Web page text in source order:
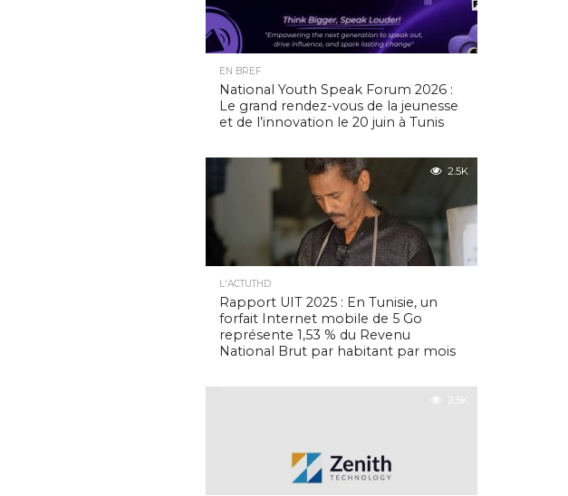
EN BREF
National Youth Speak Forum 2026 :
Le grand rendez-vous de la jeunesse
et de l’innovation le 20 juin à Tunis
2.5K
L'ACTUTHD
Rapport UIT 2025 : En Tunisie, un
forfait Internet mobile de 5 Go
représente 1,53 % du Revenu
National Brut par habitant par mois
2.5K